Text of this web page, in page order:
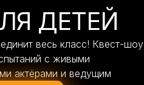
ДЕТЕЙ
весь класс! Квест-шоу
с живыми
актёрами и ведущим